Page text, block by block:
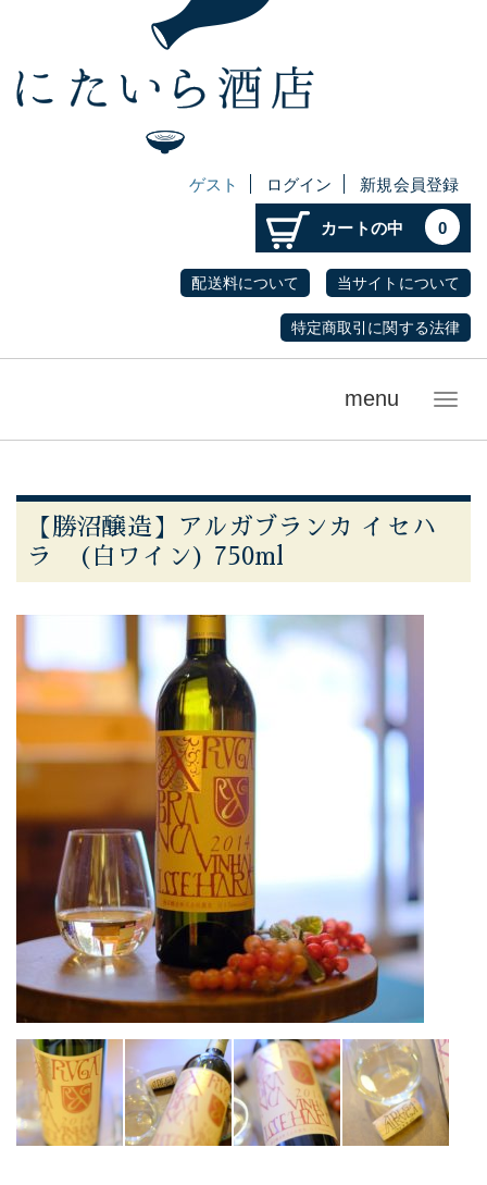
ゲスト ログイン 新規会員登録
カートの中 0
配送料について 当サイトについて
特定商取引に関する法律
メ
menu
【勝沼醸造】アルガブランカ イセハ
ラ (白ワイン) 750ml